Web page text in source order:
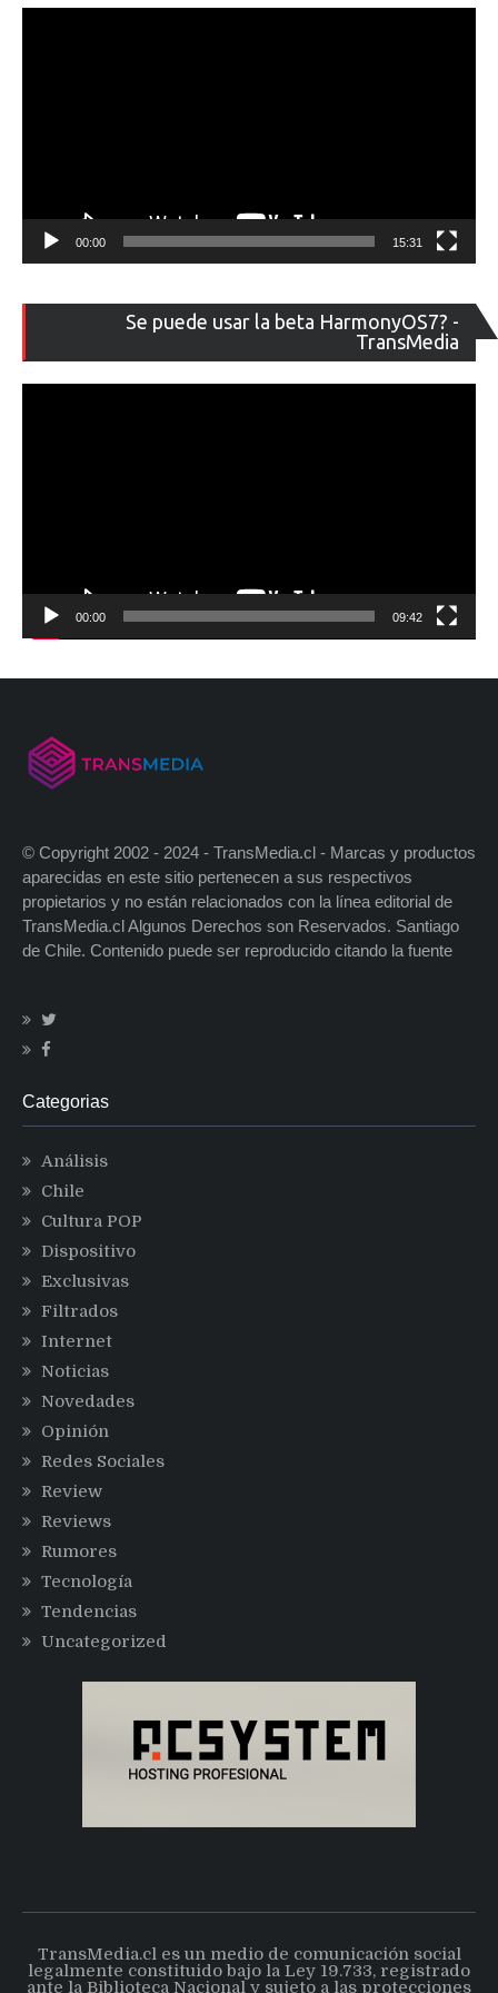
00:00 15:31
Se puede usar la beta HarmonyOS7? -
TransMedia
de
00:00 09:42
© Copyright 2002 - 2024 - TransMedia.cl - Marcas y productos
aparecidas en este sitio pertenecen a sus respectivos
propietarios y no están relacionados con la línea editorial de
TransMedia.cl Algunos Derechos son Reservados. Santiago
de Chile. Contenido puede ser reproducido citando la fuente
Categorias
Análisis
Chile
Cultura POP
Dispositivo
Exclusivas
Filtrados
Internet
Noticias
Novedades
Opinión
Redes Sociales
Review
Reviews
Rumores
Tecnología
Tendencias
Uncategorized
TransMedia.cl es un medio de comunicación social
legalmente constituido bajo la Ley 19.733, registrado
ante la Biblioteca Nacional y sujeto a las protecciones